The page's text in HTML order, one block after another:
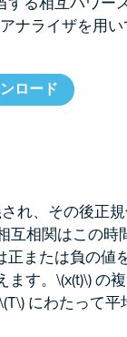
ナライザを用
ロード
れ、その後正
互相関はこの時
または負の値
す。\(x(t)\) の
にわたって